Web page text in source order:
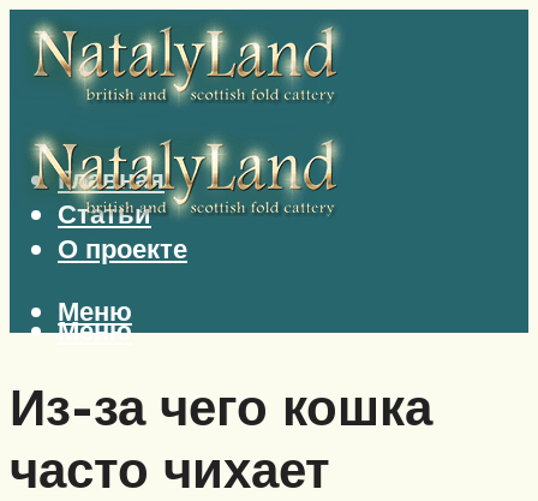
Главная
Статьи
О проекте
Меню
Меню
Из-за чего кошка
часто чихает